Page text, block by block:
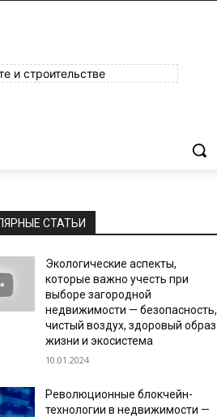
и строительстве
СТАТЬИ
Экологические аспекты,
которые важно учесть при
выборе загородной
недвижимости — безопасность,
чистый воздух, здоровый образ
жизни и экосистема
10.01.2024
Революционные блокчейн-
технологии в недвижимости —